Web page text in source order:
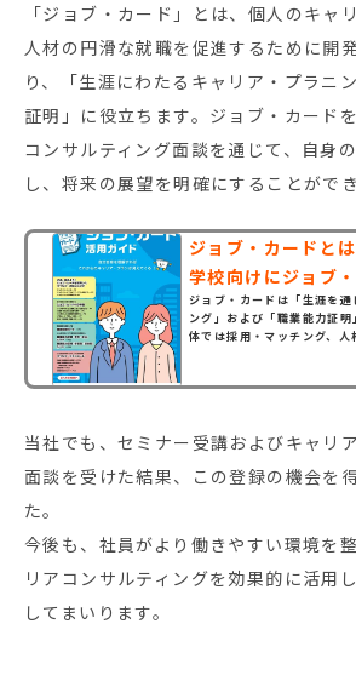
「ジョブ・カード」とは、個人のキャ
人材の円滑な就職を促進するために開
り、「生涯にわたるキャリア・プラニ
証明」に役立ちます。ジョブ・カード
コンサルティング面談を通じて、自身
し、将来の展望を明確にすることができ
ジョブ・カードと
学校向けにジョブ
を実施中 | キ...
ジョブ・カードは「生涯を
ング」および「職業能力証
体では採用・マッチング、
ベーションアップに、学校
に活用ができます。ジョブ
知りたい企業・団体・学校
当社でも、セミナー受講およびキャリ
面談を受けた結果、この登録の機会を
た。
今後も、社員がより働きやすい環境を
リアコンサルティングを効果的に活用
してまいります。